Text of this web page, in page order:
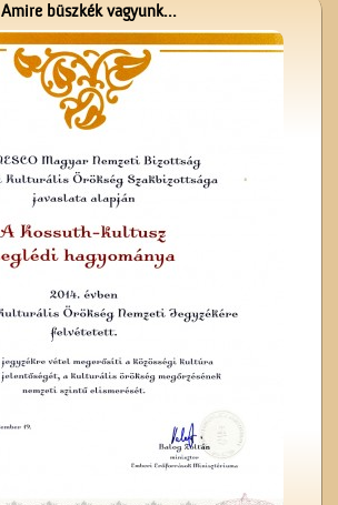
A Ceglédi Beszerzési
A Vasútépítő- és
Karbantartó
Amire büszkék vagyunk...